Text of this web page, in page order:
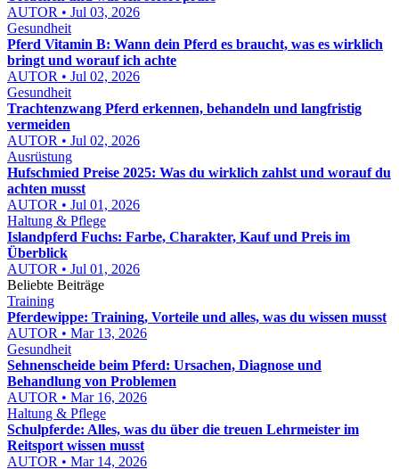
AUTOR • Jul 03, 2026
Gesundheit
Pferd Vitamin B: Wann dein Pferd es braucht, was es wirklich
bringt und worauf ich achte
AUTOR • Jul 02, 2026
Gesundheit
Trachtenzwang Pferd erkennen, behandeln und langfristig
vermeiden
AUTOR • Jul 02, 2026
Ausrüstung
Hufschmied Preise 2025: Was du wirklich zahlst und worauf du
achten musst
AUTOR • Jul 01, 2026
Haltung & Pflege
Islandpferd Fuchs: Farbe, Charakter, Kauf und Preis im
Überblick
AUTOR • Jul 01, 2026
Beliebte Beiträge
Training
Pferdewippe: Training, Vorteile und alles, was du wissen musst
AUTOR • Mar 13, 2026
Gesundheit
Sehnenscheide beim Pferd: Ursachen, Diagnose und
Behandlung von Problemen
AUTOR • Mar 16, 2026
Haltung & Pflege
Schulpferde: Alles, was du über die treuen Lehrmeister im
Reitsport wissen musst
AUTOR • Mar 14, 2026